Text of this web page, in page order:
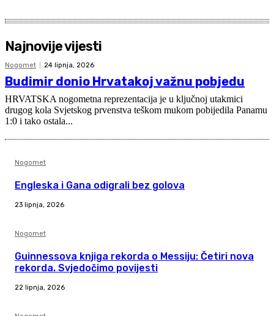
Najnovije vijesti
Nogomet 24 lipnja, 2026
Budimir donio Hrvatakoj važnu pobjedu
HRVATSKA nogometna reprezentacija je u ključnoj utakmici
drugog kola Svjetskog prvenstva teškom mukom pobijedila Panamu
1:0 i tako ostala...
Nogomet
Engleska i Gana odigrali bez golova
23 lipnja, 2026
Nogomet
Guinnessova knjiga rekorda o Messiju: Četiri nova
rekorda. Svjedočimo povijesti
22 lipnja, 2026